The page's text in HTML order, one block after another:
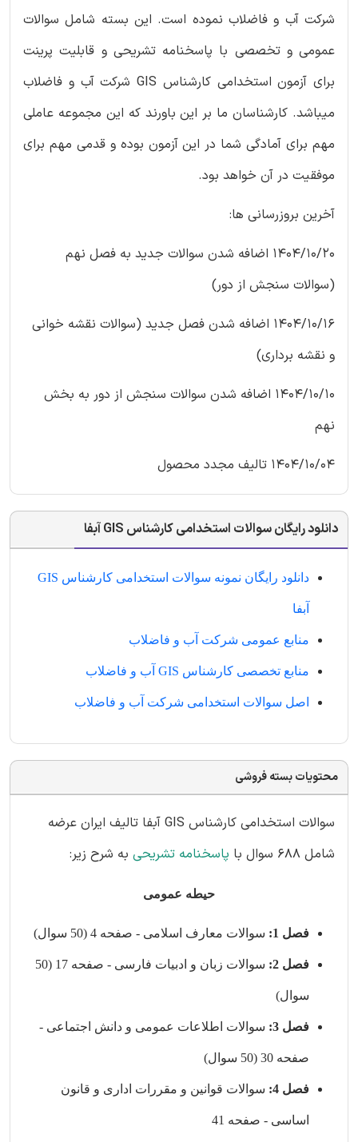
شرکت آب و فاضلاب نموده است. این بسته شامل سوالات
عمومی و تخصصی با پاسخنامه تشریحی و قابلیت پرینت
برای آزمون استخدامی کارشناس GIS شرکت آب و فاضلاب
میباشد. کارشناسان ما بر این باورند که این مجموعه عاملی
مهم برای آمادگی شما در این آزمون بوده و قدمی مهم برای
موفقیت در آن خواهد بود.
آخرین بروزرسانی ها:
1404/10/20 اضافه شدن سوالات جدید به فصل نهم
(سوالات سنجش از دور)
1404/10/16 اضافه شدن فصل جدید (سوالات نقشه خوانی
و نقشه برداری)
1404/10/10 اضافه شدن سوالات سنجش از دور به بخش
نهم
1404/10/04 تالیف مجدد محصول
دانلود رایگان سوالات استخدامی کارشناس GIS آبفا
دانلود رایگان نمونه سوالات استخدامی کارشناس GIS
آبفا
منابع عمومی شرکت آب و فاضلاب
منابع تخصصی کارشناس GIS آب و فاضلاب
اصل سوالات استخدامی شرکت آب و فاضلاب
محتویات بسته فروشی
سوالات استخدامی کارشناس GIS آبفا تالیف ایران عرضه
شامل 688 سوال با
پاسخنامه تشریحی به شرح زیر:
حیطه عمومی
فصل 1: سوالات معارف اسلامی - صفحه 4 (50 سوال)
فصل 2: سوالات زبان و ادبیات فارسی - صفحه 17 (50
سوال)
فصل 3: سوالات اطلاعات عمومی و دانش اجتماعی -
صفحه 30 (50 سوال)
فصل 4: سوالات قوانین و مقررات اداری و قانون
اساسی - صفحه 41